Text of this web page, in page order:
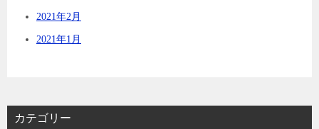
2021年2月
2021年1月
カテゴリー